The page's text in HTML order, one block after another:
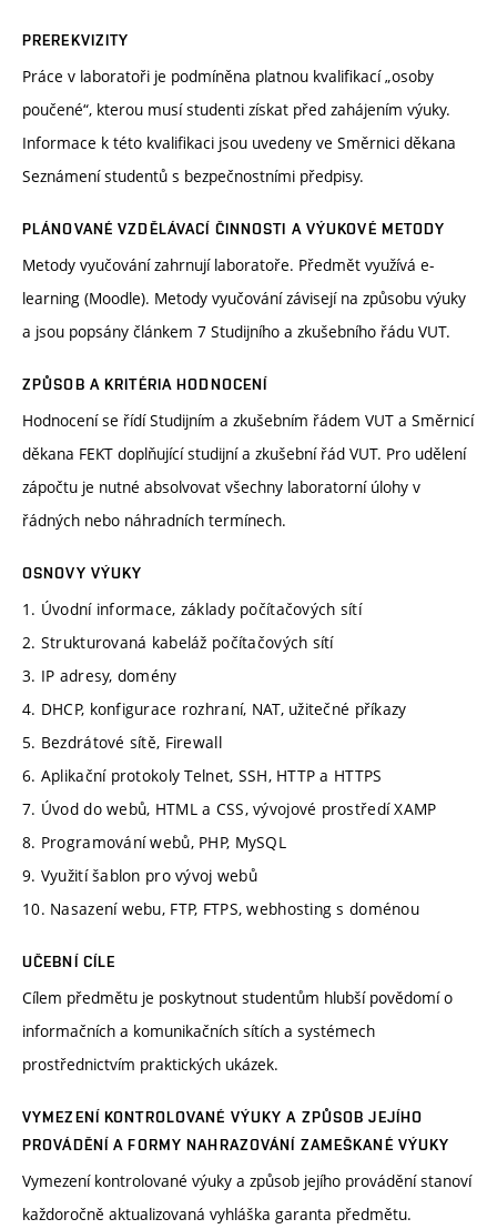
PREREKVIZITY
Práce v laboratoři je podmíněna platnou kvalifikací „osoby
poučené“, kterou musí studenti získat před zahájením výuky.
Informace k této kvalifikaci jsou uvedeny ve Směrnici děkana
Seznámení studentů s bezpečnostními předpisy.
PLÁNOVANÉ VZDĚLÁVACÍ ČINNOSTI A VÝUKOVÉ METODY
Metody vyučování zahrnují laboratoře. Předmět využívá e-
learning (Moodle). Metody vyučování závisejí na způsobu výuky
a jsou popsány článkem 7 Studijního a zkušebního řádu VUT.
ZPŮSOB A KRITÉRIA HODNOCENÍ
Hodnocení se řídí Studijním a zkušebním řádem VUT a Směrnicí
děkana FEKT doplňující studijní a zkušební řád VUT. Pro udělení
zápočtu je nutné absolvovat všechny laboratorní úlohy v
řádných nebo náhradních termínech.
OSNOVY VÝUKY
1. Úvodní informace, základy počítačových sítí
2. Strukturovaná kabeláž počítačových sítí
3. IP adresy, domény
4. DHCP, konfigurace rozhraní, NAT, užitečné příkazy
5. Bezdrátové sítě, Firewall
6. Aplikační protokoly Telnet, SSH, HTTP a HTTPS
7. Úvod do webů, HTML a CSS, vývojové prostředí XAMP
8. Programování webů, PHP, MySQL
9. Využití šablon pro vývoj webů
10. Nasazení webu, FTP, FTPS, webhosting s doménou
UČEBNÍ CÍLE
Cílem předmětu je poskytnout studentům hlubší povědomí o
informačních a komunikačních sítích a systémech
prostřednictvím praktických ukázek.
VYMEZENÍ KONTROLOVANÉ VÝUKY A ZPŮSOB JEJÍHO
PROVÁDĚNÍ A FORMY NAHRAZOVÁNÍ ZAMEŠKANÉ VÝUKY
Vymezení kontrolované výuky a způsob jejího provádění stanoví
každoročně aktualizovaná vyhláška garanta předmětu.